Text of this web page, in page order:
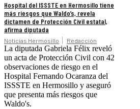
Hospital del ISSSTE en Hermosillo tiene
más riesgos que Waldo’s, revela
dictamen de Protección Civil estatal,
afirma diputada
Noticias Hermosillo Redacción
La diputada Gabriela Félix reveló
un acta de Protección Civil con 42
observaciones de riesgo en el
Hospital Fernando Ocaranza del
ISSSTE en Hermosillo y aseguró
que presenta más riesgos que
Waldo's.